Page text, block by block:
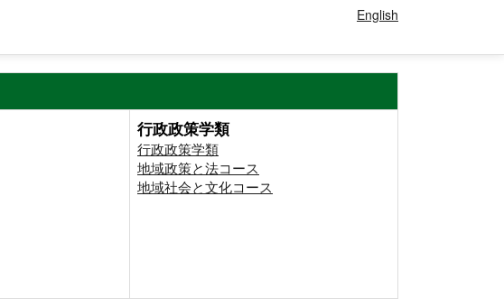
English
行政政策学類
行政政策学類
地域政策と法コース
地域社会と文化コース